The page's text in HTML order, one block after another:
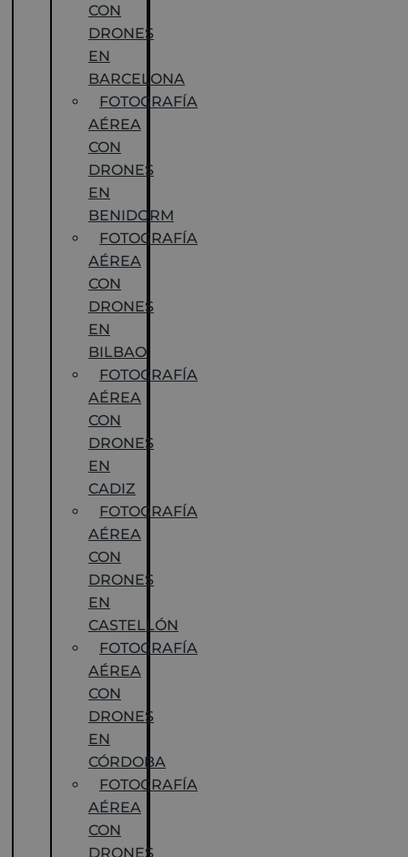
CON
DRONES
EN
BARCELONA
FOTOGRAFÍA
AÉREA
CON
DRONES
EN
BENIDORM
FOTOGRAFÍA
AÉREA
CON
DRONES
EN
BILBAO
FOTOGRAFÍA
AÉREA
CON
DRONES
EN
CADIZ
FOTOGRAFÍA
AÉREA
CON
DRONES
EN
CASTELLÓN
FOTOGRAFÍA
AÉREA
CON
DRONES
EN
CÓRDOBA
FOTOGRAFÍA
AÉREA
CON
DRONES